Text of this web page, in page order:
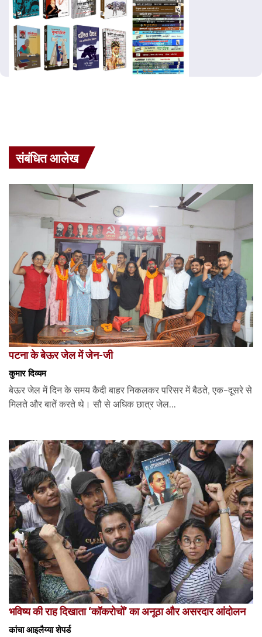
संबंधित आलेख
पटना के बेऊर जेल में जेन-जी
कुमार दिव्यम
बेऊर जेल में दिन के समय कैदी बाहर निकलकर परिसर में बैठते, एक-दूसरे से
मिलते और बातें करते थे। सौ से अधिक छात्र जेल...
भविष्य की राह दिखाता ‘कॉकरोचों’ का अनूठा और असरदार आंदोलन
कांचा आइलैय्या शेपर्ड